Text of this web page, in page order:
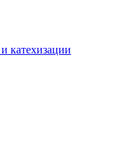
катехизации